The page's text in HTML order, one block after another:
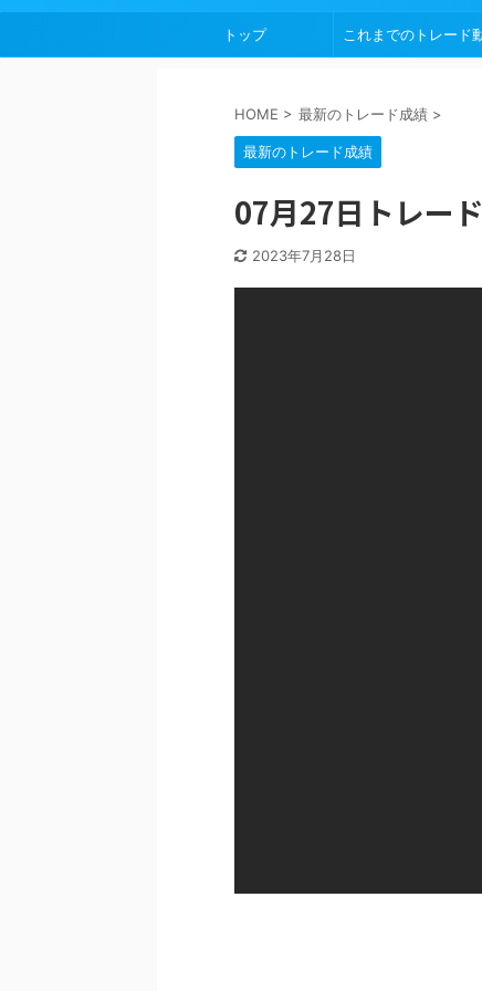
トップ これまでのトレード
HOME > 最新のトレード成績 >
最新のトレード成績
07月27日トレー
2023年7月28日